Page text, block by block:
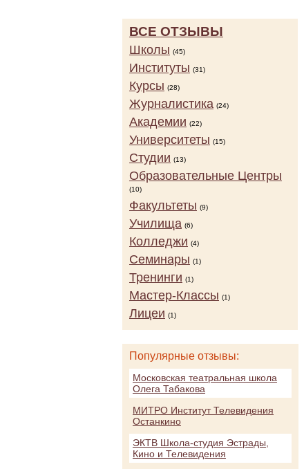
ВСЕ ОТЗЫВЫ
Школы (45)
Институты (31)
Курсы (28)
Журналистика (24)
Академии (22)
Университеты (15)
Студии (13)
Образовательные Центры
(10)
Факультеты (9)
Училища (6)
Колледжи (4)
Семинары (1)
Тренинги (1)
Мастер-Классы (1)
Лицеи (1)
Популярные отзывы:
Московская театральная школа
Олега Табакова
МИТРО Институт Телевидения
Останкино
ЭКТВ Школа-студия Эстрады,
Кино и Телевидения